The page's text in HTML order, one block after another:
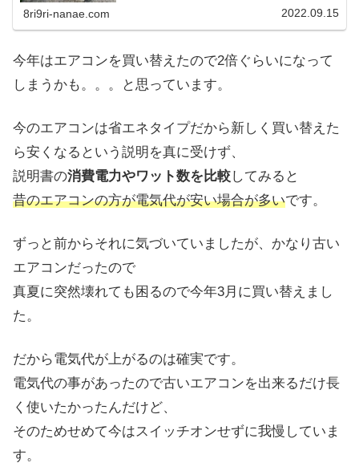
でスイッチオン！そのまま寝る前までエアコンは...
8ri9ri-nanae.com 2022.09.15
今年はエアコンを買い替えたので2倍ぐらいになって
しまうかも。。。と思っています。
今のエアコンは省エネタイプだから新しく買い替えた
ら安くなるという説明を真に受けず、
説明書の消費電力やワット数を比較してみると
昔のエアコンの方が電気代が安い場合が多いです。
ずっと前からそれに気づいていましたが、かなり古い
エアコンだったので
真夏に突然壊れても困るので今年3月に買い替えまし
た。
だから電気代が上がるのは確実です。
電気代の事があったので古いエアコンを出来るだけ長
く使いたかったんだけど、
そのためせめて今はスイッチオンせずに我慢していま
す。